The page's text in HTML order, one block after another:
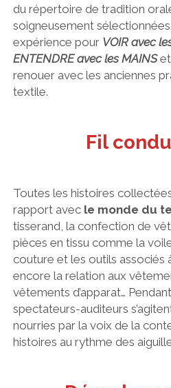
du répertoire de tradition
soigneusement
expérience pour VOIR avec
ENTENDRE avec les MAINS
renouer avec les anciennes
textile.
Fil
Toutes les histoires
rapport avecle monde du
tisserand, la confection de
pièces en tissu comme la
couture et les outils associés
encore la relation aux
vêtements d’apparat…
spectateurs-auditeurs
nourries par la voix de la
histoires au rythme des